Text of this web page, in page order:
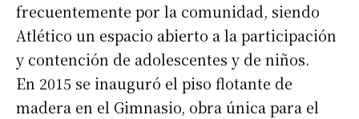
Número de teléfono
frecuentemente por la comunidad, siendo
Atlético un espacio abierto a la participación
y contención de adolescentes y de niños.
En 2015 se inauguró el piso flotante de
madera en el Gimnasio, obra única para el